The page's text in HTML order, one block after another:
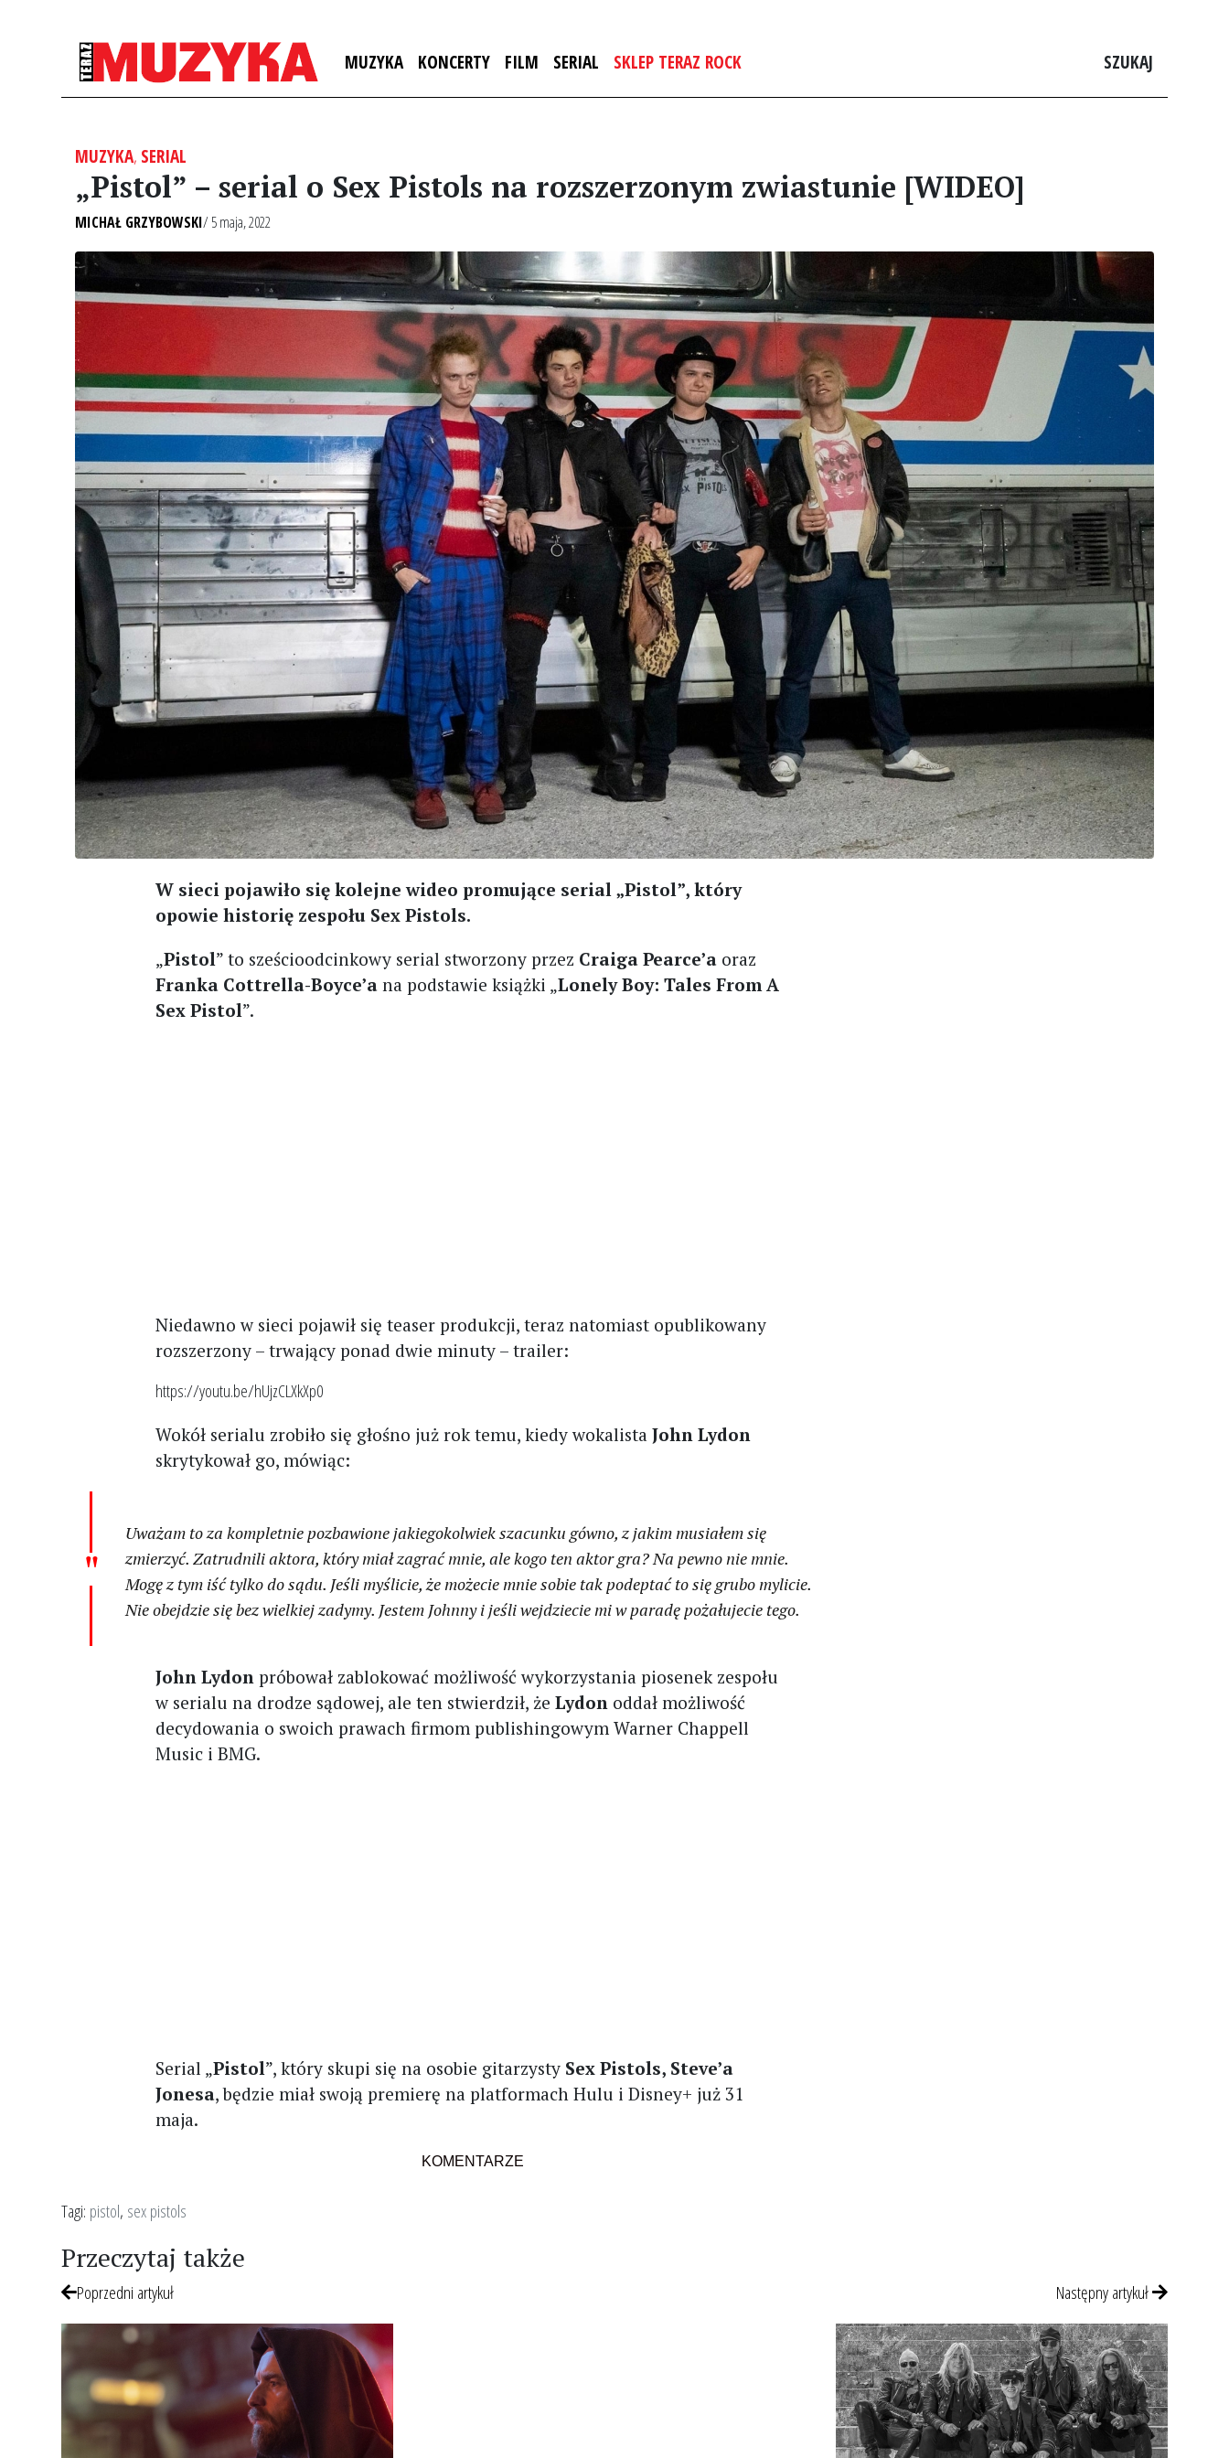
MUZYKA KONCERTY FILM SERIAL SKLEP TERAZ ROCK SZUKAJ
MUZYKA, SERIAL
„Pistol” – serial o Sex Pistols na rozszerzonym zwiastunie [WIDEO]
MICHAŁ GRZYBOWSKI/ 5 maja, 2022
W sieci pojawiło się kolejne wideo promujące serial „Pistol”, który
opowie historię zespołu Sex Pistols.
„Pistol” to sześcioodcinkowy serial stworzony przez Craiga Pearce’a oraz
Franka Cottrella-Boyce’a na podstawie książki „Lonely Boy: Tales From A
Sex Pistol”.
Niedawno w sieci pojawił się teaser produkcji, teraz natomiast opublikowany
rozszerzony – trwający ponad dwie minuty – trailer:
https://youtu.be/hUjzCLXkXp0
Wokół serialu zrobiło się głośno już rok temu, kiedy wokalista John Lydon
skrytykował go, mówiąc:
Uważam to za kompletnie pozbawione jakiegokolwiek szacunku gówno, z jakim musiałem się
zmierzyć. Zatrudnili aktora, który miał zagrać mnie, ale kogo ten aktor gra? Na pewno nie mnie.
Mogę z tym iść tylko do sądu. Jeśli myślicie, że możecie mnie sobie tak podeptać to się grubo mylicie.
Nie obejdzie się bez wielkiej zadymy. Jestem Johnny i jeśli wejdziecie mi w paradę pożałujecie tego.
John Lydonpróbował zablokować możliwość wykorzystania piosenek zespołu
w serialu na drodze sądowej, ale ten stwierdził, żeLydon oddał możliwość
decydowania o swoich prawach firmom publishingowym Warner Chappell
Music i BMG.
Serial „Pistol”, który skupi się na osobie gitarzysty Sex Pistols, Steve’a
Jonesa, będzie miał swoją premierę na platformach Hulu i Disney+ już 31
maja.
KOMENTARZE
Tagi: pistol, sex pistols
Przeczytaj także
Poprzedni artykuł Następny artykuł